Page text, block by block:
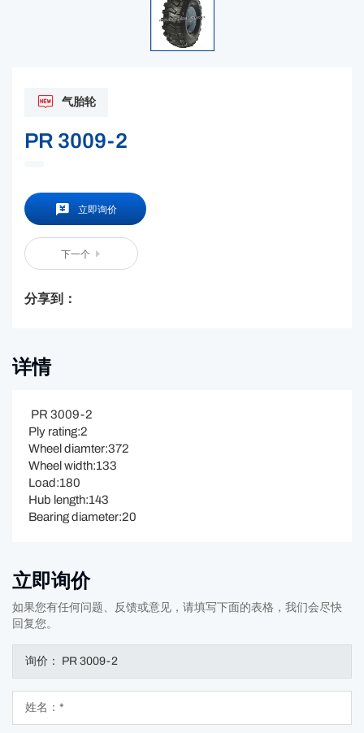
气胎轮
PR 3009-2
立即询价
下一个
分享到：
详情
PR 3009-2
Ply rating:2
Wheel diamter:372
Wheel width:133
Load:180
Hub length:143
Bearing diameter:20
立即询价
如果您有任何问题、反馈或意见，请填写下面的表格，我们会尽快
回复您。